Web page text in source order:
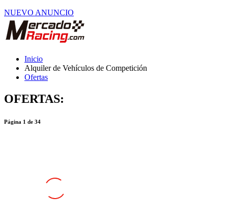
NUEVO ANUNCIO
Inicio
Alquiler de Vehículos de Competición
Ofertas
OFERTAS:
Página 1 de 34